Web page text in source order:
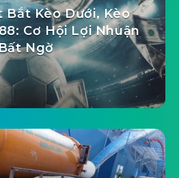
Bắt Kèo Dưới, Kèo
Cơ Hội Lợi Nhuận
Ngờ